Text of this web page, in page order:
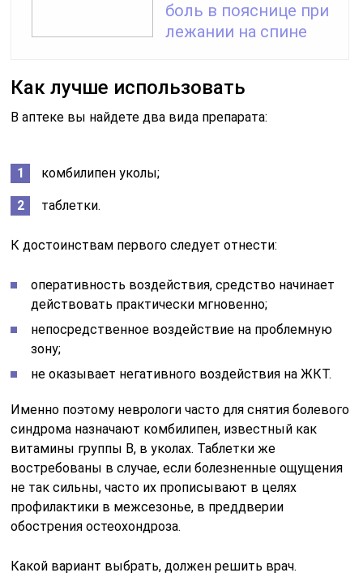
боль в пояснице при
лежании на спине
Как лучше использовать
В аптеке вы найдете два вида препарата:
комбилипен уколы;
таблетки.
К достоинствам первого следует отнести:
оперативность воздействия, средство начинает
действовать практически мгновенно;
непосредственное воздействие на проблемную
зону;
не оказывает негативного воздействия на ЖКТ.
Именно поэтому неврологи часто для снятия болевого
синдрома назначают комбилипен, известный как
витамины группы В, в уколах. Таблетки же
востребованы в случае, если болезненные ощущения
не так сильны, часто их прописывают в целях
профилактики в межсезонье, в преддверии
обострения остеохондроза.
Какой вариант выбрать, должен решить врач.